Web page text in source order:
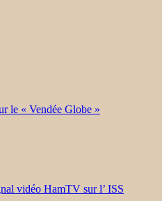
le « Vendée Globe »
vidéo HamTV sur l’ ISS